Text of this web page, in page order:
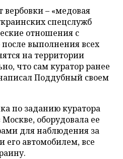
– «медовая
спецслужб
отношения с
выполнения всех
на территории
что сам куратор ранее
Поддубный своем
по заданию куратора
оборудовала ее
для наблюдения за
автомобилем, все